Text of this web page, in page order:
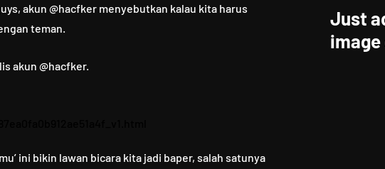
akun @hacfker menyebutkan kalau kita harus
teman.
akun @hacfker.
ini bikin lawan bicara kita jadi baper, salah satunya
Just